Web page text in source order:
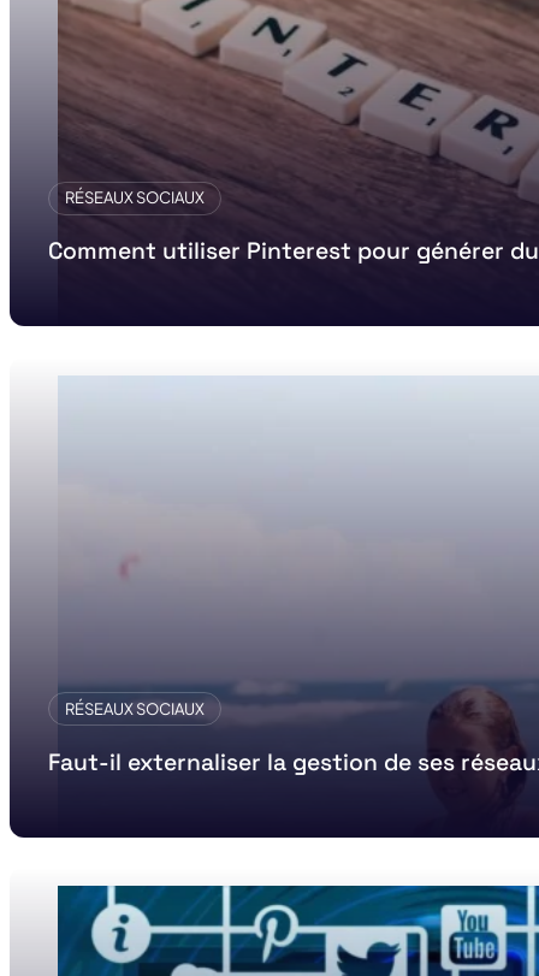
RÉSEAUX SOCIAUX
Comment utiliser Pinterest pour générer
RÉSEAUX SOCIAUX
Faut-il externaliser la gestion de ses